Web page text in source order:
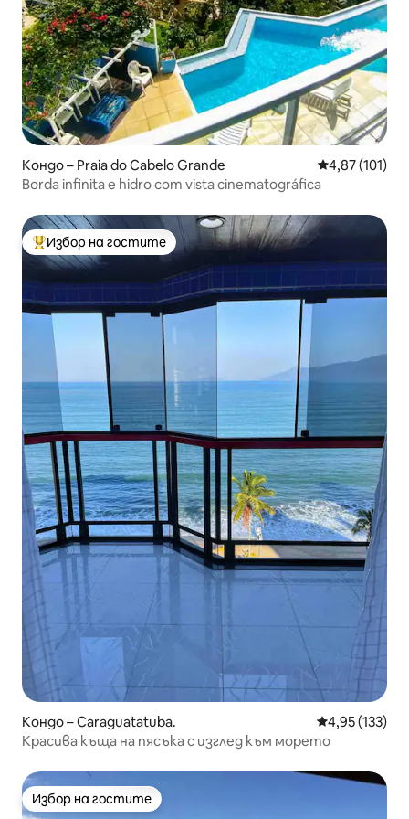
Кондо – Praia do Cabelo Grande Средна
4,87 (101)
Borda infinita e hidro com vista cinematográfica
Най-популярен избор на гостите
Избор на гостите
Кондо – Caraguatatuba. Средна
4,95 (133)
Красива къща на пясъка с изглед към морето
Избор на гостите
Избор на гостите